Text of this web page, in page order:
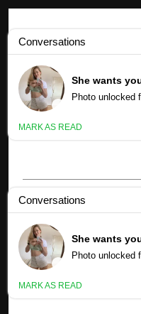
Profil des membres H1-
×
PROFIL DES